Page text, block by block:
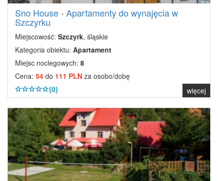
Sno House - Apartamenty do wynajęcia w
Szczyrku
Miejscowość: Szczyrk, śląskie
Kategoria obiektu: Apartament
Miejsc noclegowych: 8
Cena: 54 do 111 PLN za osobo/dobę
(0)
więcej